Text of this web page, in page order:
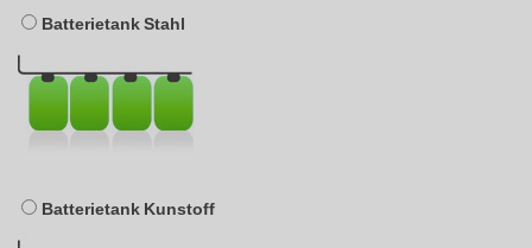
Batterietank Stahl
Batterietank Kunstoff